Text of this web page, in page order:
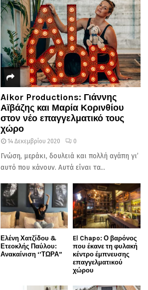
Aikor Productions: Γιάννης
Αϊβάζης και Μαρία Κορινθίου
στον νέο επαγγελματικό τους
χώρο
14 Δεκεμβρίου 2020 0
Γνώση, μεράκι, δουλειά και πολλή αγάπη γι’
αυτό που κάνουν. Αυτά είναι τα...
Ελένη Χατζίδου &
Ετεοκλής Παύλου:
Ανακαίνιση ‘’ΤΩΡΑ”
El Chapo: Ο βαρόνος
που έκανε τη φυλακή
κέντρο έμπνευσης
επαγγελματικού
χώρου